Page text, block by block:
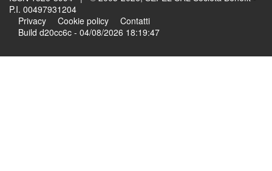
P.I. 00497931204
Privacy
Cookie policy
Contatti
Build d20cc6c - 04/08/2026 18:19:47